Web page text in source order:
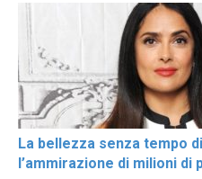
La bellezza senza tempo
l’ammirazione di milioni di